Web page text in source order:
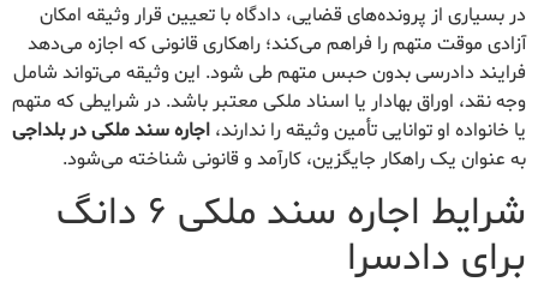
در بسیاری از پرونده‌های قضایی، دادگاه با تعیین قرار وثیقه امکان
آزادی موقت متهم را فراهم می‌کند؛ راهکاری قانونی که اجازه می‌دهد
فرایند دادرسی بدون حبس متهم طی شود. این وثیقه می‌تواند شامل
وجه نقد، اوراق بهادار یا اسناد ملکی معتبر باشد. در شرایطی که متهم
یا خانواده او توانایی تأمین وثیقه را ندارند، اجاره سند ملکی در بلداجی
به عنوان یک راهکار جایگزین، کارآمد و قانونی شناخته می‌شود.
شرایط اجاره سند ملکی ۶ دانگ
برای دادسرا